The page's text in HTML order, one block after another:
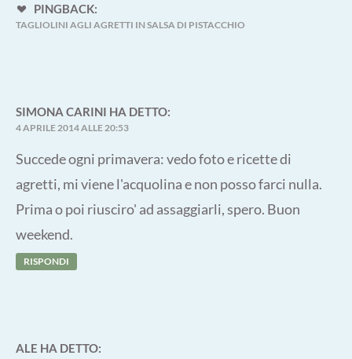
PINGBACK:
TAGLIOLINI AGLI AGRETTI IN SALSA DI PISTACCHIO
SIMONA CARINI HA DETTO:
4 APRILE 2014 ALLE 20:53
Succede ogni primavera: vedo foto e ricette di
agretti, mi viene l'acquolina e non posso farci nulla.
Prima o poi riusciro' ad assaggiarli, spero. Buon
weekend.
RISPONDI
ALE HA DETTO: